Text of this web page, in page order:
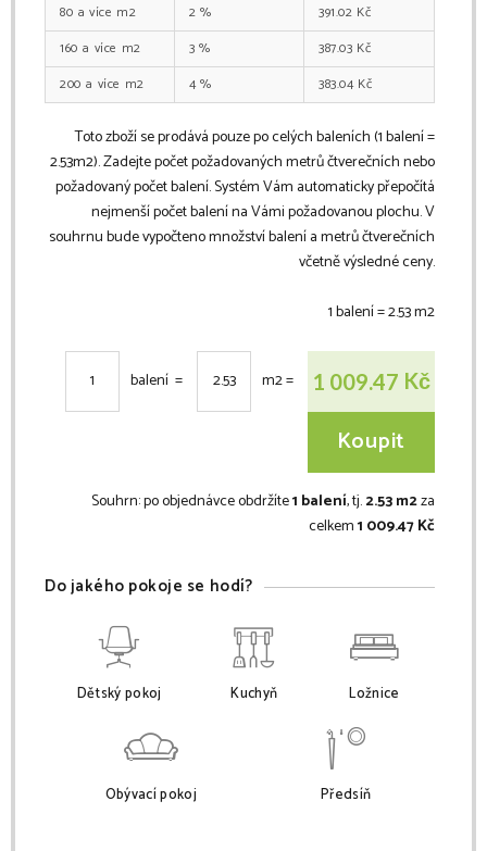
80
m2 2 % 391.02 Kč
160
m2 3 % 387.03 Kč
200
m2 4% 383.04 Kč
Toto zboží se prodává pouze po celých baleních (1 balení =
2.53m2). Zadejte počet požadovaných metrů čtverečních nebo
požadovaný počet balení. Systém Vám automaticky přepočítá
nejmenší počet balení na Vámi požadovanou plochu. V
souhrnu bude vypočteno množství balení a metrů čtverečních
včetně výsledné ceny.
1 balení =2.53m2
balení = m2= 1 009.47 Kč
Koupit
Souhrn:po objednávce obdržíte1 balení, tj.2.53 m2za
celkem1 009.47 Kč
Do jakého pokoje se hodí?
Dětský pokoj Kuchyň Ložnice
Obývací pokoj Předsíň